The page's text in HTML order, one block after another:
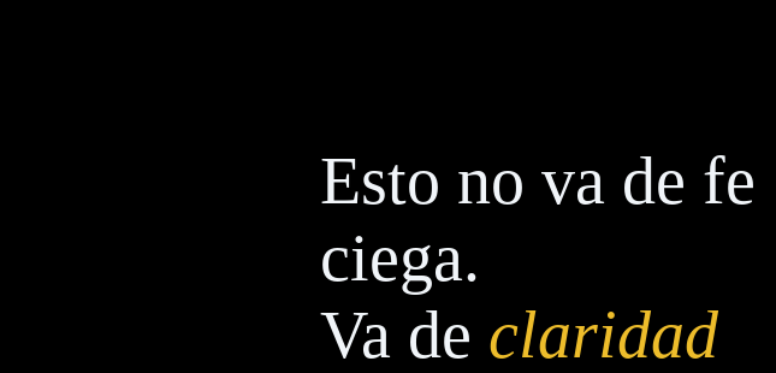
Esto no va de fe
ciega.
Va de claridad